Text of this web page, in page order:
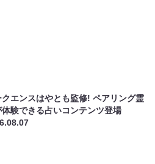
クエンスはやとも監修! ペアリング霊
体験できる占いコンテンツ登場